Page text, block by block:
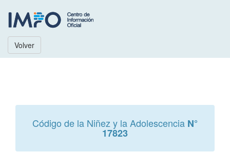
Volver
Código de la Niñez y la Adolescencia N°
17823